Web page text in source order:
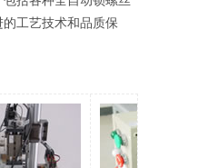
工艺技术和品质保